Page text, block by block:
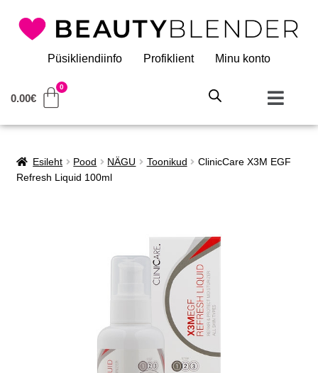
Püsikliendiinfo Profiklient Minu konto
0.00€
Esileht Pood NÄGU Toonikud
ClinicCare X3M EGF
Refresh Liquid 100ml